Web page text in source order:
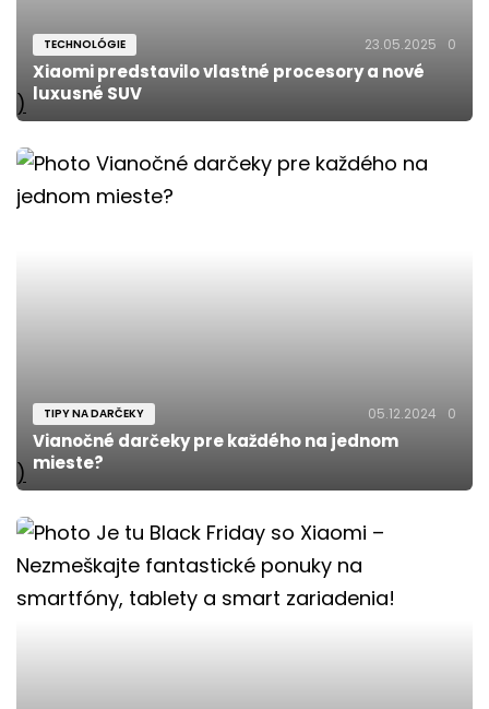
)
TECHNOLÓGIE 23.05.2025 0
Xiaomi predstavilo vlastné procesory a nové
luxusné SUV
)
TIPY NA DARČEKY 05.12.2024 0
Vianočné darčeky pre každého na jednom
mieste?